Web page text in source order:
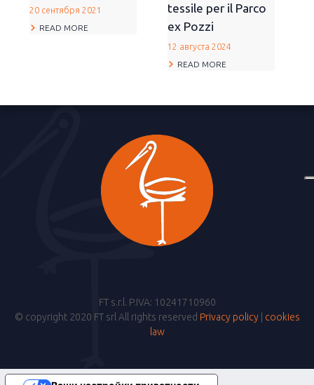
20 сентября 2021
READ MORE
tessile per il Parco
ex Pozzi
12 августа 2024
READ MORE
FT s.r.l. P.IVA: 10241710960
© copyright 2020 FT srl All rights reserved Privacy policy| cookies
law